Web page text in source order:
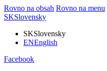
Rovno na obsah Rovno na menu
SKSlovensky
SKSlovensky
ENEnglish
Facebook